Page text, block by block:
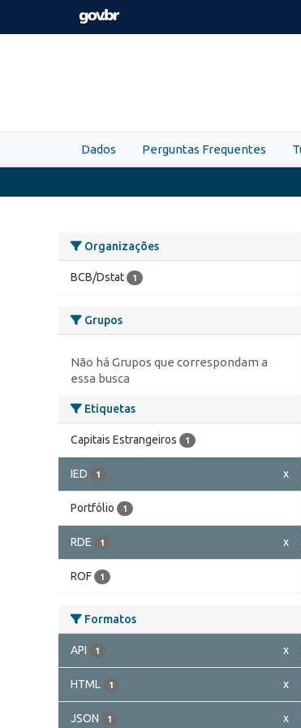
Skip to main content
Dados Perguntas Frequentes
Organizações
BCB/Dstat 1
Grupos
Não há Grupos que correspondam a
essa busca
Etiquetas
Capitais Estrangeiros 1
IED 1 x
Portfólio 1
RDE 1 x
ROF 1
Formatos
API 1 x
HTML 1 x
JSON 1 x